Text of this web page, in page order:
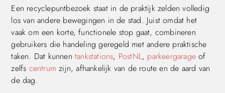
Een recyclepuntbezoek staat in de praktijk zelden volledig
los van andere bewegingen in de stad. Juist omdat het
vaak om een korte, functionele stop gaat, combineren
gebruikers die handeling geregeld met andere praktische
taken. Dat kunnen tankstations, PostNL, parkeergarage of
zelfs centrum zijn, afhankelijk van de route en de aard van
de dag.